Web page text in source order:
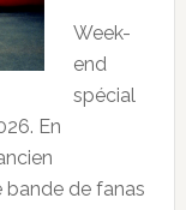
Week-
end
spécial
En
bande de fanas